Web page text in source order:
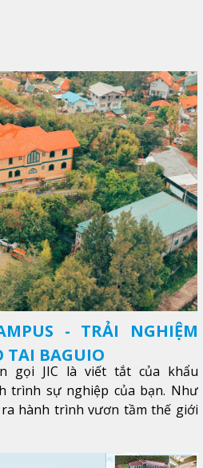
- TRẢI NGHIỆM
TẠI BAGUIO
gọi JIC là viết tắt của khẩu
trình sự nghiệp của bạn. Như
hành trình vươn tầm thế giới